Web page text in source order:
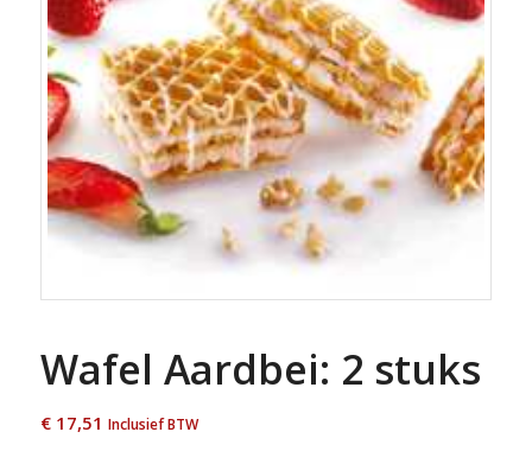
Wafel Aardbei: 2 stuks
€17,51 Inclusief BTW